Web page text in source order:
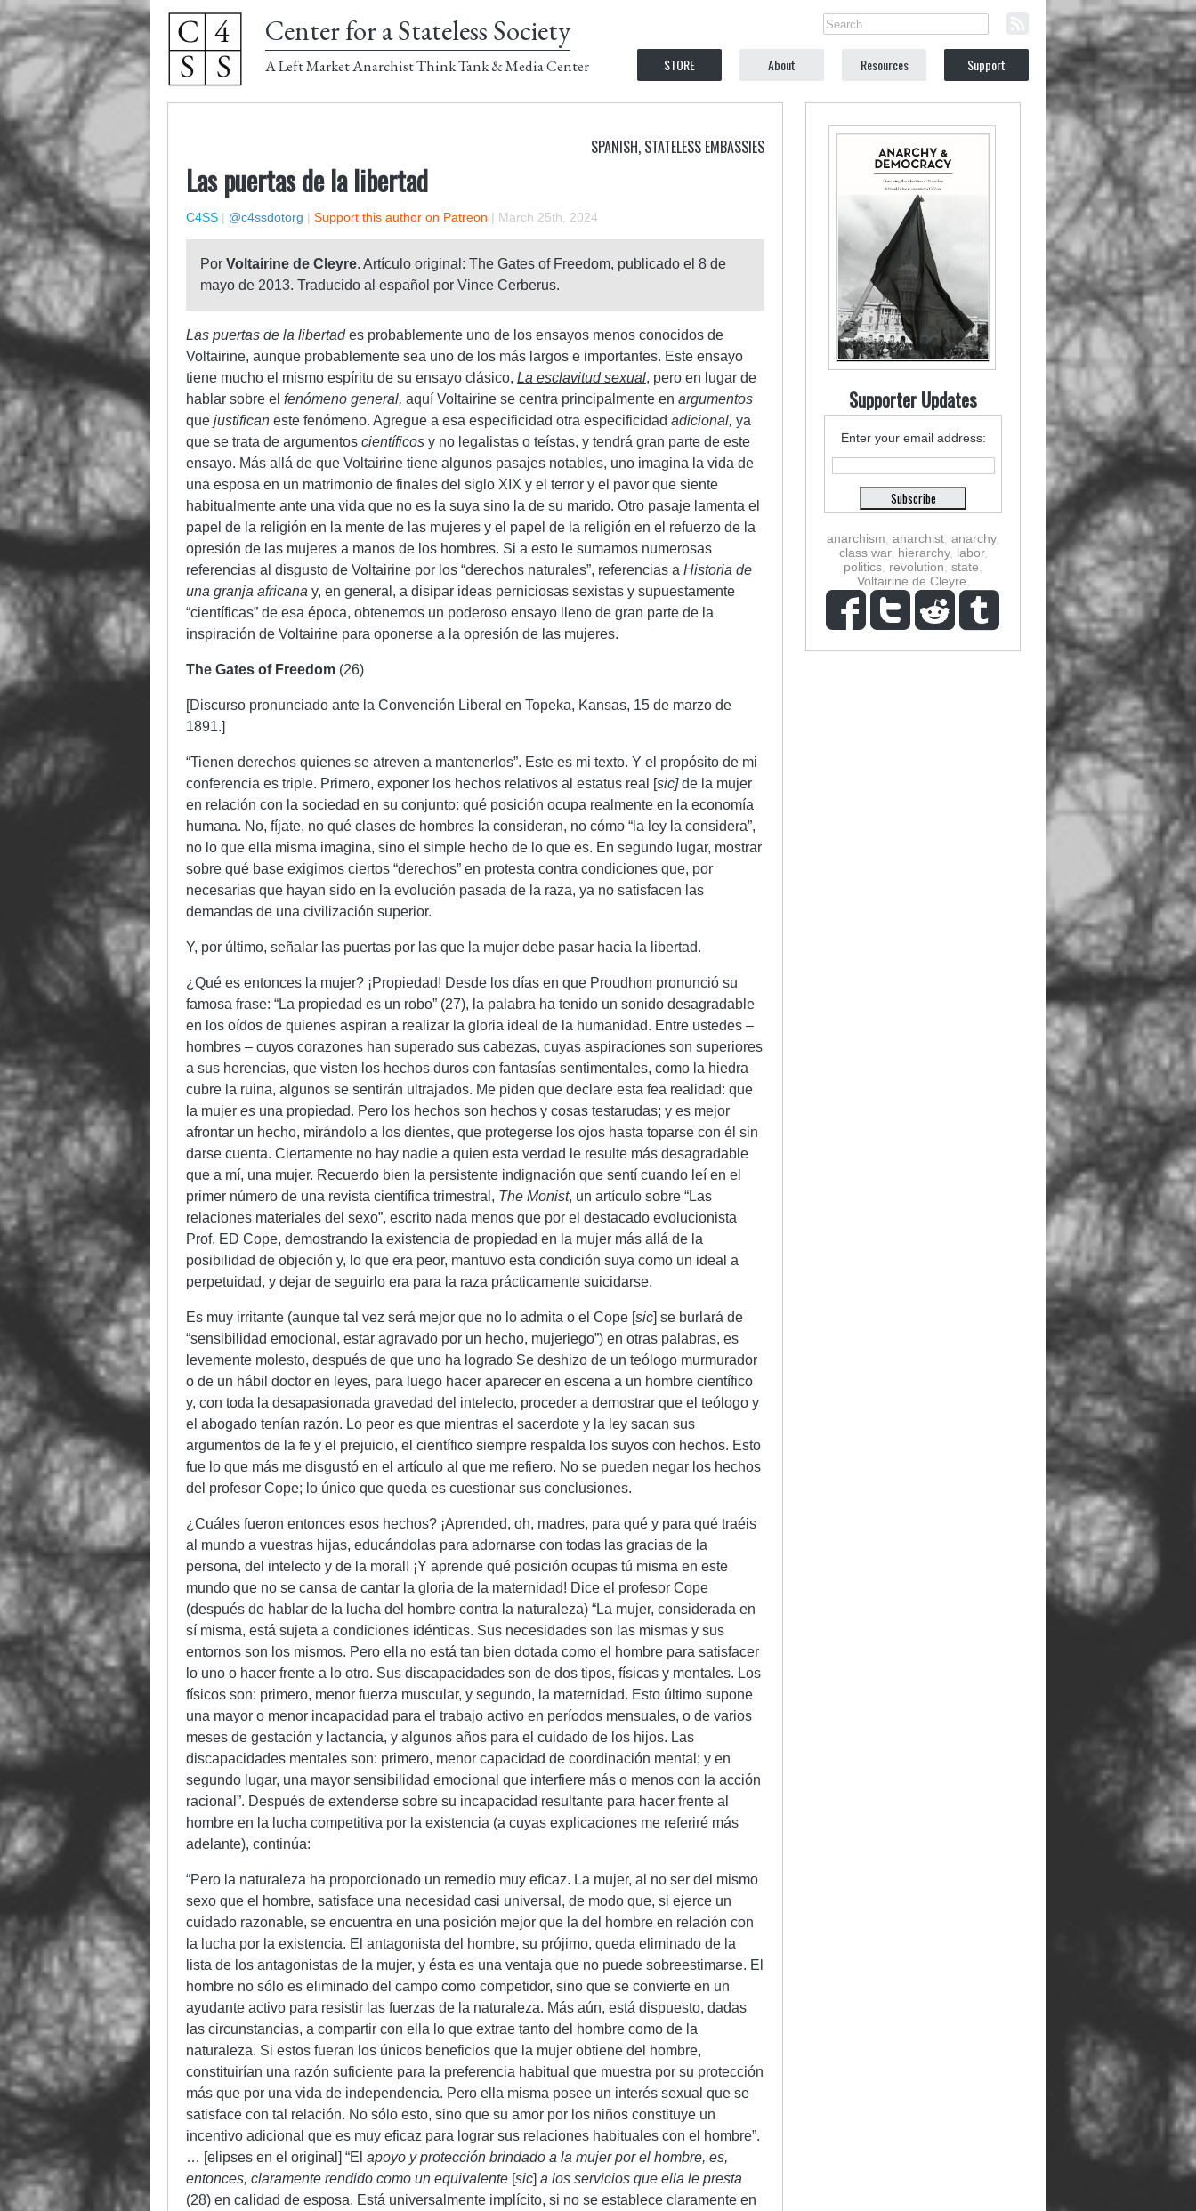
Center for a Stateless Society
A Left Market Anarchist Think Tank & Media Center STORE About Resources Support
SPANISH, STATELESS EMBASSIES
Las puertas de la libertad
C4SS | @c4ssdotorg | Support this author on Patreon | March 25th, 2024
Por Voltairine de Cleyre. Artículo original: The Gates of Freedom, publicado el 8 de
mayo de 2013. Traducido al español por Vince Cerberus.
Las puertas de la libertades probablemente uno de los ensayos menos conocidos de
Voltairine, aunque probablemente sea uno de los más largos e importantes. Este ensayo
tiene mucho el mismo espíritu de su ensayo clásico, La esclavitud sexual, pero en lugar de
hablar sobre el fenómeno general, aquí Voltairine se centra principalmente en argumentos
que justifican este fenómeno. Agregue a esa especificidad otra especificidad adicional, ya
que se trata de argumentos científicos y no legalistas o teístas, y tendrá gran parte de este
ensayo. Más allá de que Voltairine tiene algunos pasajes notables, uno imagina la vida de
una esposa en un matrimonio de finales del siglo XIX y el terror y el pavor que siente
habitualmente ante una vida que no es la suya sino la de su marido. Otro pasaje lamenta el
papel de la religión en la mente de las mujeres y el papel de la religión en el refuerzo de la
opresión de las mujeres a manos de los hombres. Si a esto le sumamos numerosas
referencias al disgusto de Voltairine por los “derechos naturales”, referencias a Historia de
una granja africana y, en general, a disipar ideas perniciosas sexistas y supuestamente
“científicas” de esa época, obtenemos un poderoso ensayo lleno de gran parte de la
inspiración de Voltairine para oponerse a la opresión de las mujeres.
The Gates of Freedom (26)
[Discurso pronunciado ante la Convención Liberal en Topeka, Kansas, 15 de marzo de
1891.]
“Tienen derechos quienes se atreven a mantenerlos”. Este es mi texto. Y el propósito de mi
conferencia es triple. Primero, exponer los hechos relativos al estatus real [sic]de la mujer
en relación con la sociedad en su conjunto: qué posición ocupa realmente en la economía
humana. No, fíjate, no qué clases de hombres la consideran, no cómo “la ley la considera”,
no lo que ella misma imagina, sino el simple hecho de lo que es. En segundo lugar, mostrar
sobre qué base exigimos ciertos “derechos” en protesta contra condiciones que, por
necesarias que hayan sido en la evolución pasada de la raza, ya no satisfacen las
demandas de una civilización superior.
Y, por último, señalar las puertas por las que la mujer debe pasar hacia la libertad.
¿Qué es entonces la mujer? ¡Propiedad! Desde los días en que Proudhon pronunció su
famosa frase: “La propiedad es un robo” (27), la palabra ha tenido un sonido desagradable
en los oídos de quienes aspiran a realizar la gloria ideal de la humanidad. Entre ustedes –
hombres – cuyos corazones han superado sus cabezas, cuyas aspiraciones son superiores
a sus herencias, que visten los hechos duros con fantasías sentimentales, como la hiedra
cubre la ruina, algunos se sentirán ultrajados. Me piden que declare esta fea realidad: que
la mujer es una propiedad. Pero los hechos son hechos y cosas testarudas; y es mejor
afrontar un hecho, mirándolo a los dientes, que protegerse los ojos hasta toparse con él sin
darse cuenta. Ciertamente no hay nadie a quien esta verdad le resulte más desagradable
que a mí, una mujer. Recuerdo bien la persistente indignación que sentí cuando leí en el
primer número de una revista científica trimestral, The Monist, un artículo sobre “Las
relaciones materiales del sexo”, escrito nada menos que por el destacado evolucionista
Prof. ED Cope, demostrando la existencia de propiedad en la mujer más allá de la
posibilidad de objeción y, lo que era peor, mantuvo esta condición suya como un ideal a
perpetuidad, y dejar de seguirlo era para la raza prácticamente suicidarse.
Es muy irritante (aunque tal vez será mejor que no lo admita o el Cope [sic] se burlará de
“sensibilidad emocional, estar agravado por un hecho, mujeriego”) en otras palabras, es
levemente molesto, después de que uno ha logrado Se deshizo de un teólogo murmurador
o de un hábil doctor en leyes, para luego hacer aparecer en escena a un hombre científico
y, con toda la desapasionada gravedad del intelecto, proceder a demostrar que el teólogo y
el abogado tenían razón. Lo peor es que mientras el sacerdote y la ley sacan sus
argumentos de la fe y el prejuicio, el científico siempre respalda los suyos con hechos. Esto
fue lo que más me disgustó en el artículo al que me refiero. No se pueden negar los hechos
del profesor Cope; lo único que queda es cuestionar sus conclusiones.
¿Cuáles fueron entonces esos hechos? ¡Aprended, oh, madres, para qué y para qué traéis
al mundo a vuestras hijas, educándolas para adornarse con todas las gracias de la
persona, del intelecto y de la moral! ¡Y aprende qué posición ocupas tú misma en este
mundo que no se cansa de cantar la gloria de la maternidad! Dice el profesor Cope
(después de hablar de la lucha del hombre contra la naturaleza) “La mujer, considerada en
sí misma, está sujeta a condiciones idénticas. Sus necesidades son las mismas y sus
entornos son los mismos. Pero ella no está tan bien dotada como el hombre para satisfacer
lo uno o hacer frente a lo otro. Sus discapacidades son de dos tipos, físicas y mentales. Los
físicos son: primero, menor fuerza muscular, y segundo, la maternidad. Esto último supone
una mayor o menor incapacidad para el trabajo activo en períodos mensuales, o de varios
meses de gestación y lactancia, y algunos años para el cuidado de los hijos. Las
discapacidades mentales son: primero, menor capacidad de coordinación mental; y en
segundo lugar, una mayor sensibilidad emocional que interfiere más o menos con la acción
racional”. Después de extenderse sobre su incapacidad resultante para hacer frente al
hombre en la lucha competitiva por la existencia (a cuyas explicaciones me referiré más
adelante), continúa:
“Pero la naturaleza ha proporcionado un remedio muy eficaz. La mujer, al no ser del mismo
sexo que el hombre, satisface una necesidad casi universal, de modo que, si ejerce un
cuidado razonable, se encuentra en una posición mejor que la del hombre en relación con
la lucha por la existencia. El antagonista del hombre, su prójimo, queda eliminado de la
lista de los antagonistas de la mujer, y ésta es una ventaja que no puede sobreestimarse. El
hombre no sólo es eliminado del campo como competidor, sino que se convierte en un
ayudante activo para resistir las fuerzas de la naturaleza. Más aún, está dispuesto, dadas
las circunstancias, a compartir con ella lo que extrae tanto del hombre como de la
naturaleza. Si estos fueran los únicos beneficios que la mujer obtiene del hombre,
constituirían una razón suficiente para la preferencia habitual que muestra por su protección
más que por una vida de independencia. Pero ella misma posee un interés sexual que se
satisface con tal relación. No sólo esto, sino que su amor por los niños constituye un
incentivo adicional que es muy eficaz para lograr sus relaciones habituales con el hombre”.
… [elipses en el original] “El apoyo y protección brindado a la mujer por el hombre, es,
entonces, claramente rendido como un equivalente [sic] a los servicios que ella le presta
(28) en calidad de esposa. Está universalmente implícito, si no se establece claramente en
Supporter Updates
Enter your email address:
anarchism anarchist anarchy,
class war, hierarchy, labor,
politics revolution state
Voltairine de Cleyre